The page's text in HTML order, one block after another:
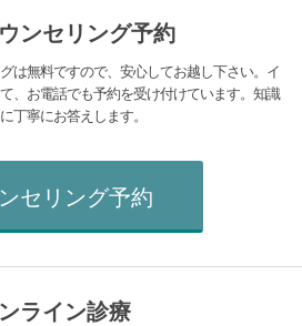
ンセリング予約
は無料ですので、安心してお越し下さい。イ
、お電話でも予約を受け付けています。知識
丁寧にお答えします。
セリング予約
ライン診療